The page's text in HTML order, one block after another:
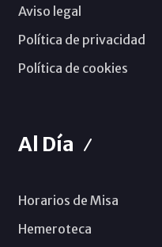
Aviso legal
Política de privacidad
Política de cookies
Al Día
Horarios de Misa
Hemeroteca